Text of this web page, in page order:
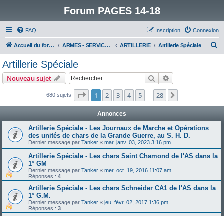
Forum PAGES 14-18
FAQ Connexion
Inscription
Accueil du forum ARMES - SERVICES - UNITES : historiques & discussions ARTILLERIE Artillerie Spéciale
Artillerie Spéciale
Nouveau sujet Rechercher
680 sujets Page 1sur28
1 2 3 4 5 28
Annonces
Artillerie Spéciale - Les Journaux de Marche et Opérations
des unités de chars de la Grande Guerre, au S. H. D.
Dernier message par Tanker « mar. janv. 03, 2023 3:16 pm
Artillerie Spéciale - Les chars Saint Chamond de l'AS dans la
1° GM
Dernier message par Tanker « mer. oct. 19, 2016 11:07 am
Réponses : 4
Artillerie Spéciale - Les chars Schneider CA1 de l'AS dans la
1° G.M.
Dernier message par Tanker « jeu. févr. 02, 2017 1:36 pm
Réponses : 3